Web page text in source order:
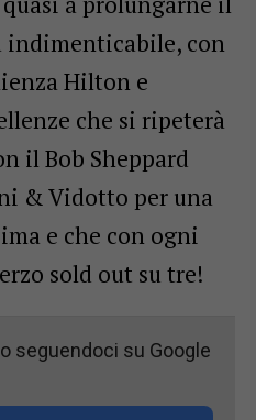
indimenticabile, con
Hilton e
che si ripeterà
il Bob Sheppard
& Vidotto per una
e che con ogni
sold out su tre!
seguendoci su Google